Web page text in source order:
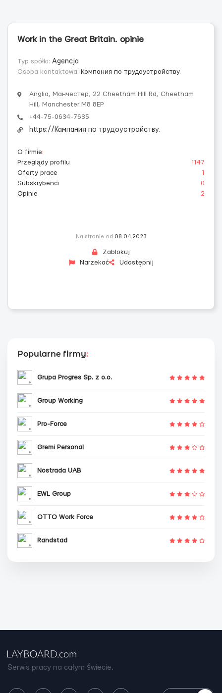
Work in the Great Britain. opinie
Typ spółki: Agencja
Osoba kontaktowa: Компания по трудоустройству.
Anglia, Манчестер, 22 Cheetham Hill Rd, Cheetham
Hill, Manchester M8 8EP
+44-75-0634-7635
https://Кампания по трудоустройству.
O firmie:
Przeglądy profilu
1147
Oferty prace
1
Subskrybenci
0
Opinie
2
Na stronie od 08.04.2023
Zablokuj
Narzekać
Udostępnij
Popularne firmy:
Grupa Progres Sp. z o.o.
Group Working
Pro-Force
Gremi Personal
Nostrada UAB
EWL Group
OTTO Work Force
Randstad
Serwis pracy na całym świecie.